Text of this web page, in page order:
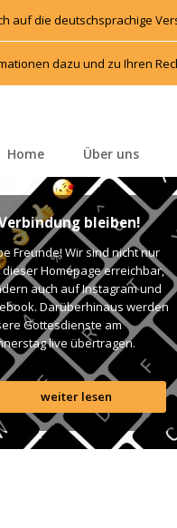
auf die deutschsprachige
dazu und zu Ihren
Home Über un
bleiben!
Freunde! Wir sind nicht nur
Homepage erreichbar,
auch auf Instagram und
Darüberhinaus werden
Gottesdienste am
live übertragen.
findet Ihr dazu alle Links.
Segen! Live-Übertragung
http://ro.elim.at/live
http://elim.wien
www.facebook.com/
weiter lesen